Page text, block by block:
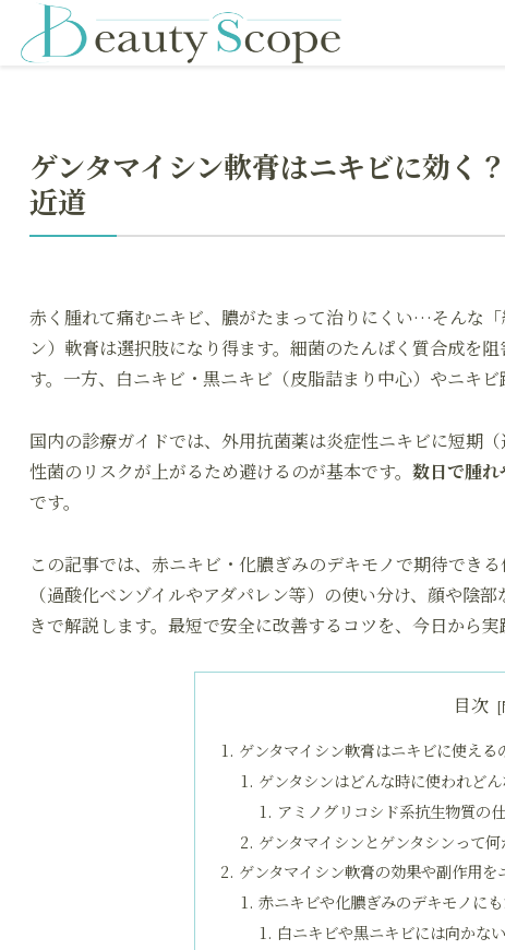
ゲンタマイシン軟膏はニキビに効く
近道
赤く腫れて痛むニキビ、膿がたまって治りにくい…そんな
ン）軟膏は選択肢になり得ます。細菌のたんぱく質合成を
す。一方、白ニキビ・黒ニキビ（皮脂詰まり中心）やニキビ
国内の診療ガイドでは、外用抗菌薬は炎症性ニキビに短期
性菌のリスクが上がるため避けるのが基本です。 数日で腫
です。
この記事では、赤ニキビ・化膿ぎみのデキモノで期待でき
（過酸化ベンゾイルやアダパレン等）の使い分け、顔や陰
きで解説します。最短で安全に改善するコツを、今日から実
目次
ゲンタマイシン軟膏はニキビに使え
ゲンタシンはどんな時に使われど
アミノグリコシド系抗生物質の
ゲンタマイシンとゲンタシンって
ゲンタマイシン軟膏の効果や副作用
赤ニキビや化膿ぎみのデキモノに
白ニキビや黒ニキビには向かな